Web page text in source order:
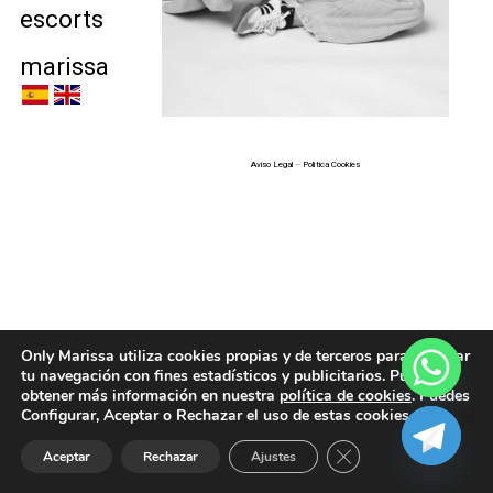
escorts
marissa
Aviso Legal – Política Cookies
Only Marissa utiliza cookies propias y de terceros para analizar
tu navegación con fines estadísticos y publicitarios. Puedes
obtener más información en nuestra política de cookies. Puedes
Configurar, Aceptar o Rechazar el uso de estas cookies.
Aceptar Rechazar Ajustes Cerrar el banner de